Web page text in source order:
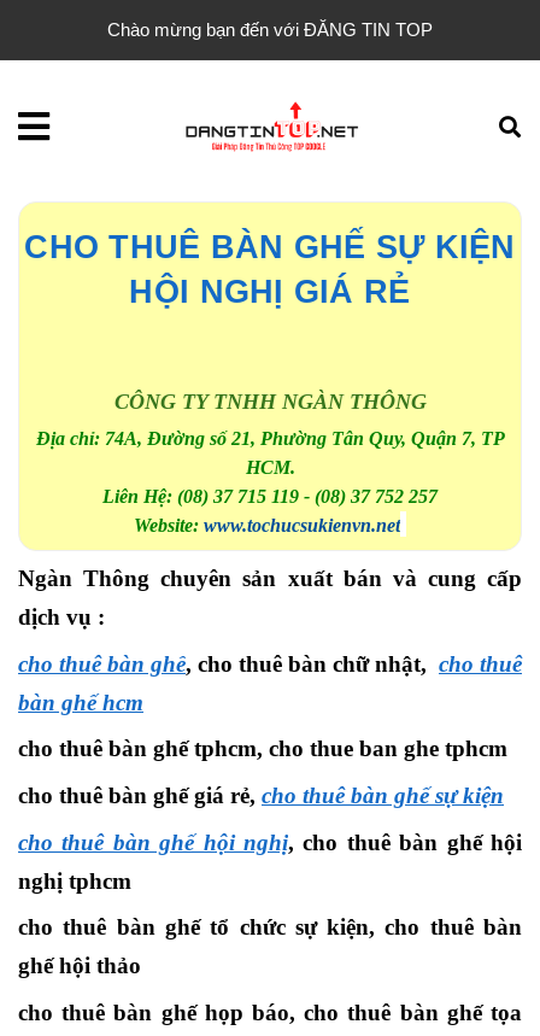
Chào mừng bạn đến với ĐĂNG TIN TOP
CHO THUÊ BÀN GHẾ SỰ KIỆN
HỘI NGHỊ GIÁ RẺ
CÔNG TY TNHH NGÀN THÔNG
Địa chỉ: 74A, Đường số 21, Phường Tân Quy, Quận 7, TP
HCM.
Liên Hệ: (08) 37 715 119 - (08) 37 752 257
Website: www.tochucsukienvn.net
Ngàn Thông chuyên sản xuất bán và cung cấp
dịch vụ :
cho thuê bàn ghế, cho thuê bàn chữ nhật, cho thuê
bàn ghế hcm
cho thuê bàn ghế tphcm, cho thue ban ghe tphcm
cho thuê bàn ghế giá rẻ, cho thuê bàn ghế sự kiện
cho thuê bàn ghế hội nghị, cho thuê bàn ghế hội
nghị tphcm
cho thuê bàn ghế tổ chức sự kiện, cho thuê bàn
ghế hội thảo
cho thuê bàn ghế họp báo, cho thuê bàn ghế tọa